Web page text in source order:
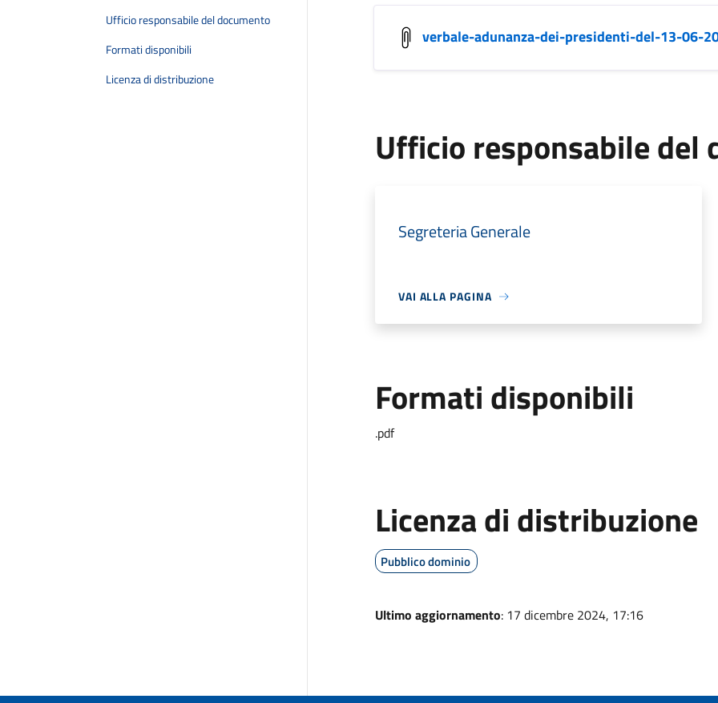
Ufficio responsabile del documento
Formati disponibili
Licenza di distribuzione
verbale-adunanza-dei-presidenti-del-13-06-
Ufficio responsabile del
Segreteria Generale
VAI ALLA PAGINA
Formati disponibili
.pdf
Licenza di distribuzione
Pubblico dominio
Ultimo aggiornamento: 17 dicembre 2024, 17:16